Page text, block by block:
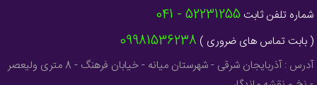
شماره تلفن ثابت 52231255 - 041
( بابت تماس های ضروری ) 09981536238
آدرس : آذربایجان شرقی - شهرستان میانه - خیابان فرهنگ - 8 متری ولیعصر